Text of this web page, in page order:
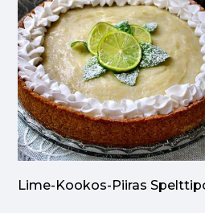
Lime-Kookos-Piiras